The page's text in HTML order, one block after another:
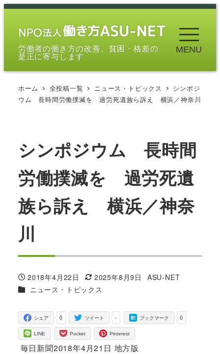
メ
労働者の働き方の改善、貧困・格差の
是正に寄与します
MENU
ホーム 全投稿一覧 ニュース・トピックス
シンポジ
ウム 長時間労働撲滅を 過労死遺族ら訴え 横浜／神奈川
シンポジウム 長時間
労働撲滅を 過労死遺
族ら訴え 横浜／神奈
川
投稿日
2018年4月22日
更新日
2025年8月9日
著
ASU-NET
カテゴリー
ニュース・トピックス
0
シェア -
ツイート 0
ブックマーク
LINE Pocket Pinterest
毎日新聞2018年4月21日 地方版